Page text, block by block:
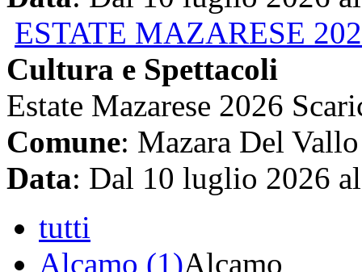
ESTATE MAZARESE
Cultura e Spettacoli
Estate Mazarese 2026
Comune: Mazara Del Vallo
Data: Dal 10 luglio 2026
tutti
Alcamo (1)Alcamo